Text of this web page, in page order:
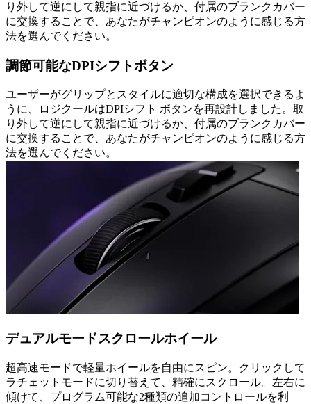
り外して逆にして親指に近づけるか、付属のブランクカバー
に交換することで、あなたがチャンピオンのように感じる方
法を選んでください。
調節可能なDPIシフトボタン
ユーザーがグリップとスタイルに適切な構成を選択できるよ
うに、ロジクールはDPIシフト ボタンを再設計しました。取
り外して逆にして親指に近づけるか、付属のブランクカバー
に交換することで、あなたがチャンピオンのように感じる方
法を選んでください。
デュアルモードスクロールホイール
超高速モードで軽量ホイールを自由にスピン。クリックして
ラチェットモードに切り替えて、精確にスクロール。左右に
傾けて、プログラム可能な2種類の追加コントロールを利